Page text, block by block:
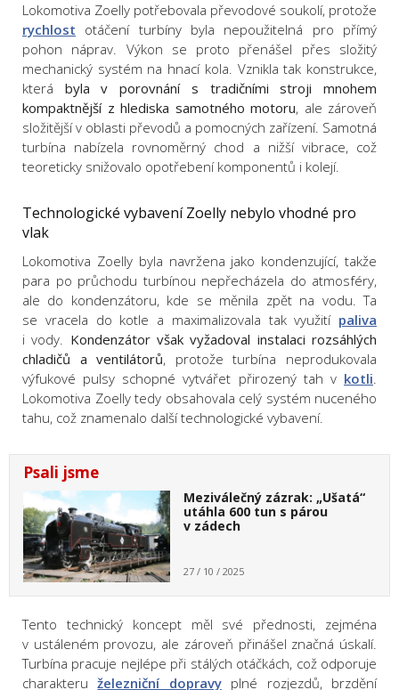
Lokomotiva Zoelly potřebovala převodové soukolí, protože
rychlost otáčení turbíny byla nepoužitelná pro přímý
pohon náprav. Výkon se proto přenášel přes složitý
mechanický systém na hnací kola. Vznikla tak konstrukce,
která byla v porovnání s tradičními stroji mnohem
kompaktnější z hlediska samotného motoru, ale zároveň
složitější v oblasti převodů a pomocných zařízení. Samotná
turbína nabízela rovnoměrný chod a nižší vibrace, což
teoreticky snižovalo opotřebení komponentů i kolejí.
Technologické vybavení Zoelly nebylo vhodné pro
vlak
Lokomotiva Zoelly byla navržena jako kondenzující, takže
para po průchodu turbínou nepřecházela do atmosféry,
ale do kondenzátoru, kde se měnila zpět na vodu. Ta
se vracela do kotle a maximalizovala tak využití paliva
i vody. Kondenzátor však vyžadoval instalaci rozsáhlých
chladičů a ventilátorů, protože turbína neprodukovala
výfukové pulsy schopné vytvářet přirozený tah v kotli.
Lokomotiva Zoelly tedy obsahovala celý systém nuceného
tahu, což znamenalo další technologické vybavení.
Psali jsme
Meziválečný zázrak: „Ušatá“
utáhla 600 tun s párou
v zádech
27 / 10 / 2025
Tento technický koncept měl své přednosti, zejména
v ustáleném provozu, ale zároveň přinášel značná úskalí.
Turbína pracuje nejlépe při stálých otáčkách, což odporuje
charakteruželezniční dopravyplné rozjezdů, brzdění